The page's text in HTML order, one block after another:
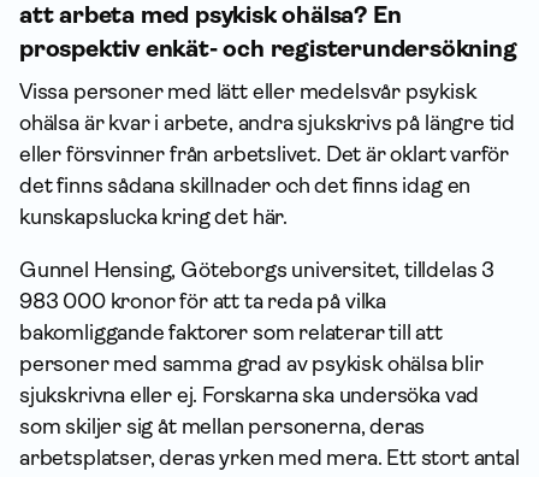
att arbeta med psykisk ohälsa? En
prospektiv enkät- och registerundersökning
Vissa personer med lätt eller medelsvår psykisk
ohälsa är kvar i arbete, andra sjukskrivs på längre tid
eller försvinner från arbetslivet. Det är oklart varför
det finns sådana skillnader och det finns idag en
kunskapslucka kring det här.
Gunnel Hensing, Göteborgs universitet, tilldelas 3
983 000 kronor för att ta reda på vilka
bakomliggande faktorer som relaterar till att
personer med samma grad av psykisk ohälsa blir
sjukskrivna eller ej. Forskarna ska undersöka vad
som skiljer sig åt mellan personerna, deras
arbetsplatser, deras yrken med mera. Ett stort antal